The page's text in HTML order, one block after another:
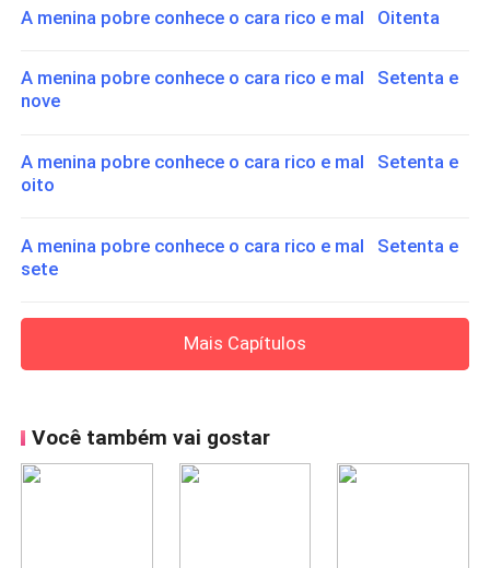
A menina pobre conhece o cara rico e mal Oitenta
A menina pobre conhece o cara rico e mal Setenta e
nove
A menina pobre conhece o cara rico e mal Setenta e
oito
A menina pobre conhece o cara rico e mal Setenta e
sete
Mais Capítulos
Você também vai gostar